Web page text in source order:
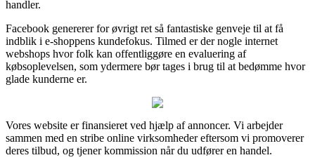
handler.
Facebook genererer for øvrigt ret så fantastiske genveje til at få
indblik i e-shoppens kundefokus. Tilmed er der nogle internet
webshops hvor folk kan offentliggøre en evaluering af
købsoplevelsen, som ydermere bør tages i brug til at bedømme hvor
glade kunderne er.
Vores website er finansieret ved hjælp af annoncer. Vi arbejder
sammen med en stribe online virksomheder eftersom vi promoverer
deres tilbud, og tjener kommission når du udfører en handel.